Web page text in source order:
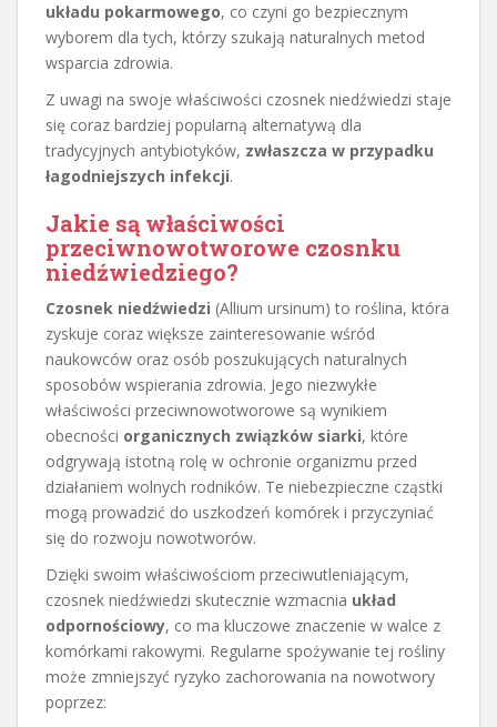
układu pokarmowego, co czyni go bezpiecznym
wyborem dla tych, którzy szukają naturalnych metod
wsparcia zdrowia.
Z uwagi na swoje właściwości czosnek niedźwiedzi staje
się coraz bardziej popularną alternatywą dla
tradycyjnych antybiotyków, zwłaszcza w przypadku
łagodniejszych infekcji.
Jakie są właściwości
przeciwnowotworowe czosnku
niedźwiedziego?
Czosnek niedźwiedzi (Allium ursinum) to roślina, która
zyskuje coraz większe zainteresowanie wśród
naukowców oraz osób poszukujących naturalnych
sposobów wspierania zdrowia. Jego niezwykłe
właściwości przeciwnowotworowe są wynikiem
obecności organicznych związków siarki, które
odgrywają istotną rolę w ochronie organizmu przed
działaniem wolnych rodników. Te niebezpieczne cząstki
mogą prowadzić do uszkodzeń komórek i przyczyniać
się do rozwoju nowotworów.
Dzięki swoim właściwościom przeciwutleniającym,
czosnek niedźwiedzi skutecznie wzmacnia układ
odpornościowy, co ma kluczowe znaczenie w walce z
komórkami rakowymi. Regularne spożywanie tej rośliny
może zmniejszyć ryzyko zachorowania na nowotwory
poprzez: